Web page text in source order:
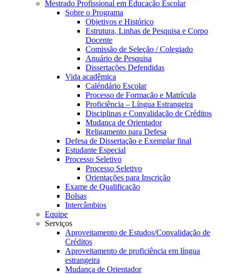
Mestrado Profissional em Educação Escolar
Sobre o Programa
Objetivos e Histórico
Estrutura, Linhas de Pesquisa e Corpo
Docente
Comissão de Seleção / Colegiado
Anuário de Pesquisa
Dissertações Defendidas
Vida acadêmica
Caléndário Escolar
Processo de Formação e Matrícula
Proficiência – Língua Estrangeira
Disciplinas e Convalidação de Créditos
Mudança de Orientador
Religamento para Defesa
Defesa de Dissertação e Exemplar final
Estudante Especial
Processo Seletivo
Processo Seletivo
Orientações para Inscrição
Exame de Qualificação
Bolsas
Intercâmbios
Equipe
Serviços
Aproveitamento de Estudos/Convalidação de
Créditos
Aproveitamento de proficiência em língua
estrangeira
Mudança de Orientador